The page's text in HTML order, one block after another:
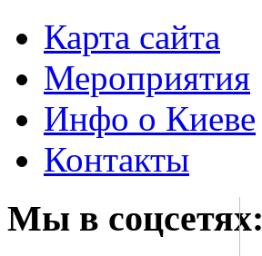
Карта сайта
Мероприятия
Инфо о Киеве
Контакты
Мы в соцсетях: